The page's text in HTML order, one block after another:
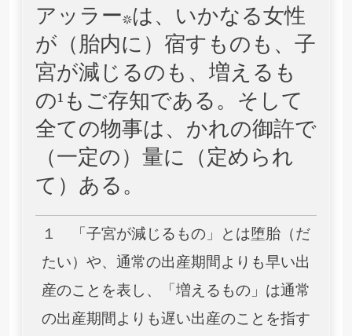
アッラー*は、いかなる女性
が（胎内に）宿すものも、子
宮が減じるのも、増えるも
の¹もご存知である。そして
全ての物事は、かれの御許で
（一定の）量に（定められ
て）ある。
１ 「子宮が減じるもの」とは堕胎（だ
たい）や、通常の出産期間よりも早い出
産のことを表し、「増えるもの」は通常
の出産期間よりも遅い出産のことを指す